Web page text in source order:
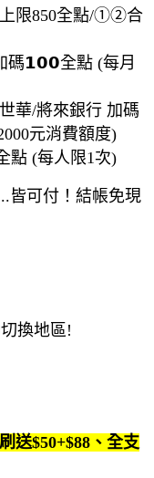
限850全點/①②合
碼𝟭𝟬𝟬全點 (每月
華/將來銀行 加碼
元消費額度)
點 (每人限1次)
皆可付！結帳免現
換地區!
送$50+$88、全支